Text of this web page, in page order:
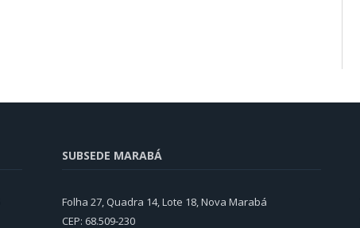
SUBSEDE MARABÁ
Folha 27, Quadra 14, Lote 18, Nova Marabá
CEP: 68.509-230